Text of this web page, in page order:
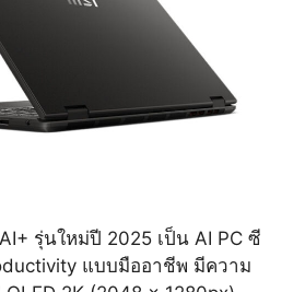
รุ่นใหม่ปี 2025 เป็น AI PC ซี
แบบมืออาชีพ มีความ